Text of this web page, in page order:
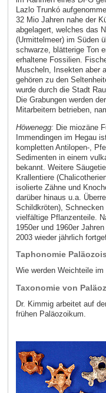
Lazlo Trunkó
32 Mio Jahren nahe der
abgelagert, welches das
(Urmittelmeer) im Süden
schwarze, blätterige Ton
erhaltene Fossilien.
Muscheln, Insekten aber
gehören zu den
wurde durch die Stadt
Die Grabungen werden
Mitarbeitern betrieben,
Höwenegg: Die miozäne
Immendingen im Hegau
kompletten Antilopen-,
Sedimenten in einem
bekannt. Weitere
Krallentiere
isolierte Zähne und
darüber hinaus u.a.
Schildkröten),
vielfältige Pflanzenteile.
1950er und 1960er
2003 wieder jährlich
Taphonomie
Wie werden Weichteile
Taxonomie von
Dr. Kimmig arbeitet auf
frühen Paläozoikum.